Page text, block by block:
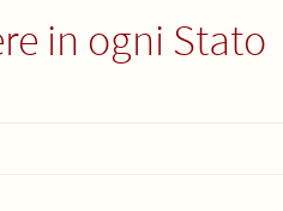
in ogni Stato